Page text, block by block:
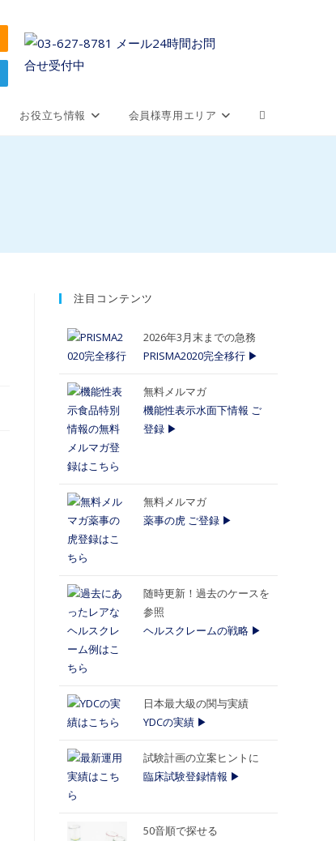
お役立ち情報 会員様専用エリア
注目コンテンツ
2026年3月末までの急務
PRISMA2020完全移行 ▶
無料メルマガ
機能性表示水面下情報 ご
登録 ▶
無料メルマガ
薬事の虎 ご登録 ▶
随時更新！過去のケースを
参照
ヘルスクレームの戦略 ▶
日本最大級の関与実績
YDCの実績 ▶
試験計画の立案ヒントに
臨床試験登録情報 ▶
50音順で探せる